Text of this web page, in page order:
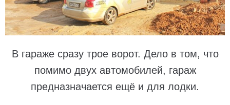
В гараже сразу трое ворот. Дело в том, что
помимо двух автомобилей, гараж
предназначается ещё и для лодки.